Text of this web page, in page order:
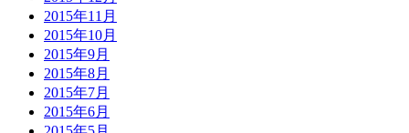
2015年11月
2015年10月
2015年9月
2015年8月
2015年7月
2015年6月